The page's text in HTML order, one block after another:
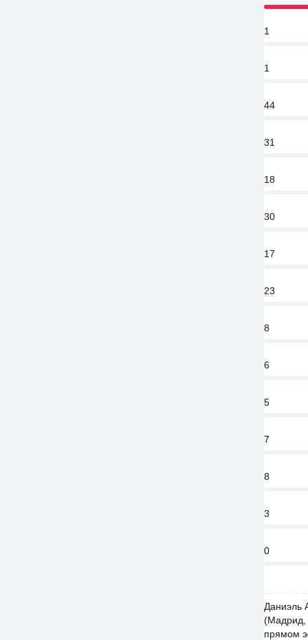
1
1
44
31
18
30
17
23
8
6
5
7
8
3
0
Даниэль
(Мадрид,
прямом